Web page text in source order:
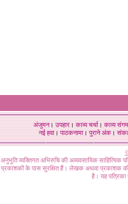
अंजुमन।उपहार।काव्य चर्चा।काव्य संगम
नई हवा। पाठकनामा। पुराने अंक।
अनुभूति व्यक्तिगत अभिरुचि की अव्यवसायिक
प्रकाशकों के पास सुरक्षित हैं। लेखक अथवा प्रकाशक की
है। यह पत्रिका